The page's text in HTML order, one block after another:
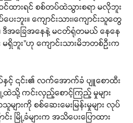
ားရင် စစ်တပ်ထဲသွားစရာ မလိုဘူး
ေးဘူး။ ကျောင်းသား၊ကျောင်းသူတွေ
၊ ဒီအခြေအနေနဲ့ မငတ်ရုံတမယ် နေနေ
ဘူး”ဟု ကျောင်းသားမိဘတစ်ဦးက
င့် ၎င်း၏ လက်အောက်ခံ ပျူစောထီး
ြို့ထဲသို့ ကင်းလှည့်စောင့်ကြည့် မှုများ
ားကို စစ်ဆေးမေးမြန်းမှုများ လုပ်
မြို့ခံများက အသိပေးပြောထား